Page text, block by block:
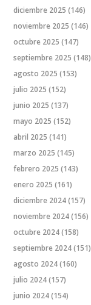
diciembre 2025 (146)
noviembre 2025 (146)
octubre 2025 (147)
septiembre 2025 (148)
agosto 2025 (153)
julio 2025 (152)
junio 2025 (137)
mayo 2025 (152)
abril 2025 (141)
marzo 2025 (145)
febrero 2025 (143)
enero 2025 (161)
diciembre 2024(157)
noviembre 2024(156)
octubre 2024(158)
septiembre 2024(151)
agosto 2024(160)
julio 2024(157)
junio 2024(154)